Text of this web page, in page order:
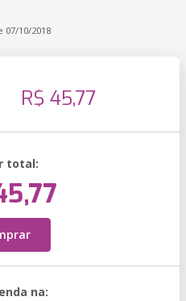
07/10/2018
R$ 45,77
total:
na: